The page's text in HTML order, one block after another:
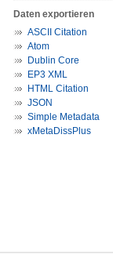
Daten exportieren
ASCII Citation
Atom
Dublin Core
EP3 XML
HTML Citation
JSON
Simple Metadata
xMetaDissPlus